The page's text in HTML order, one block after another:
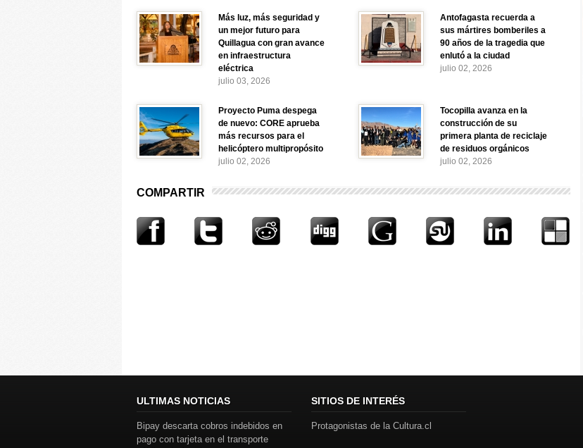
Más luz, más seguridad y
un mejor futuro para
Quillagua con gran avance
en infraestructura
eléctrica
julio 03, 2026
Antofagasta recuerda a
sus mártires bomberiles a
90 años de la tragedia que
enlutó a la ciudad
julio 02, 2026
Proyecto Puma despega
de nuevo: CORE aprueba
más recursos para el
helicóptero multipropósito
julio 02, 2026
Tocopilla avanza en la
construcción de su
primera planta de reciclaje
de residuos orgánicos
julio 02, 2026
COMPARTIR
ULTIMAS NOTICIAS
Bipay descarta cobros indebidos en
pago con tarjeta en el transporte
SITIOS DE INTERÉS
Protagonistas de la Cultura.cl